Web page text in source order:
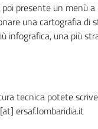
presente un menù a
una cartografia di
infografica, una più
tecnica potete
ersaf.lombaridia.it